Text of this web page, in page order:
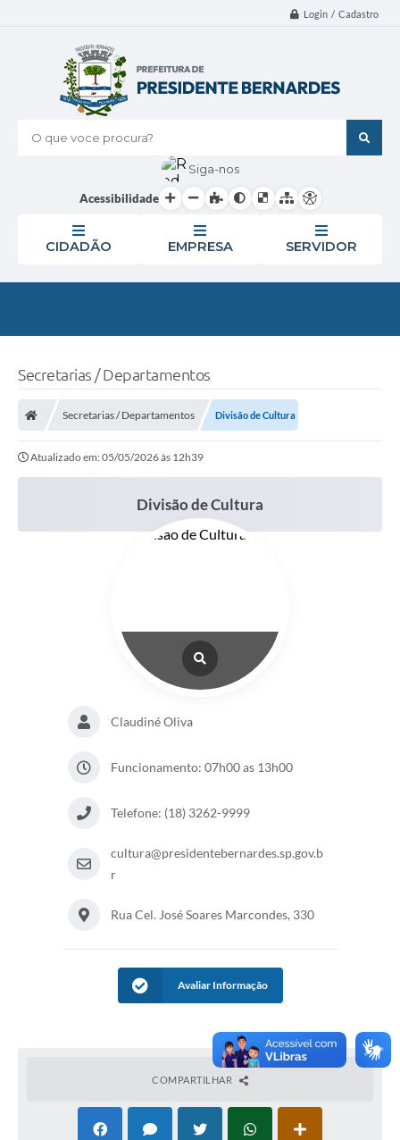
Login / Cadastro
O que voce procura?
Siga-nos
Acessibilidade
CIDADÃO EMPRESA SERVIDOR
Secretarias / Departamentos
Secretarias / Departamentos Divisão de Cultura
Atualizado em: 05/05/2026 às 12h39
Divisão de Cultura
Claudiné Oliva
Funcionamento: 07h00 as 13h00
Telefone: (18) 3262-9999
cultura@presidentebernardes.sp.gov.b
r
Rua Cel. José Soares Marcondes, 330
Avaliar Informação
COMPARTILHAR